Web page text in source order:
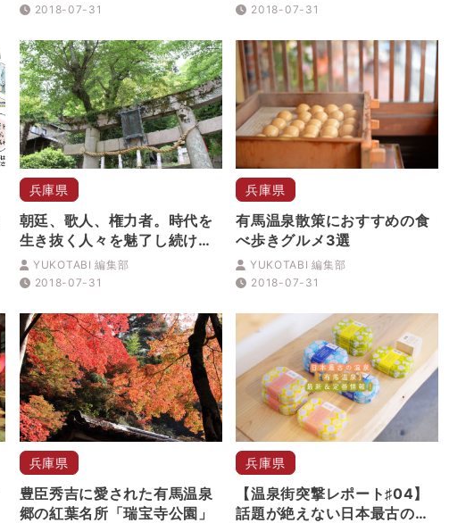
2018-07-31
2018-07-31
兵庫県
朝廷、歌人、権力者。時代を
生き抜く人々を魅了し続けた
有馬温泉の歴史
YUKOTABI 編集部
2018-07-31
兵庫県
有馬温泉散策におすすめの食
べ歩きグルメ3選
YUKOTABI 編集部
2018-07-31
兵庫県
豊臣秀吉に愛された有馬温泉
郷の紅葉名所「瑞宝寺公園」
兵庫県
【温泉街突撃レポート♯04】
話題が絶えない日本最古の温